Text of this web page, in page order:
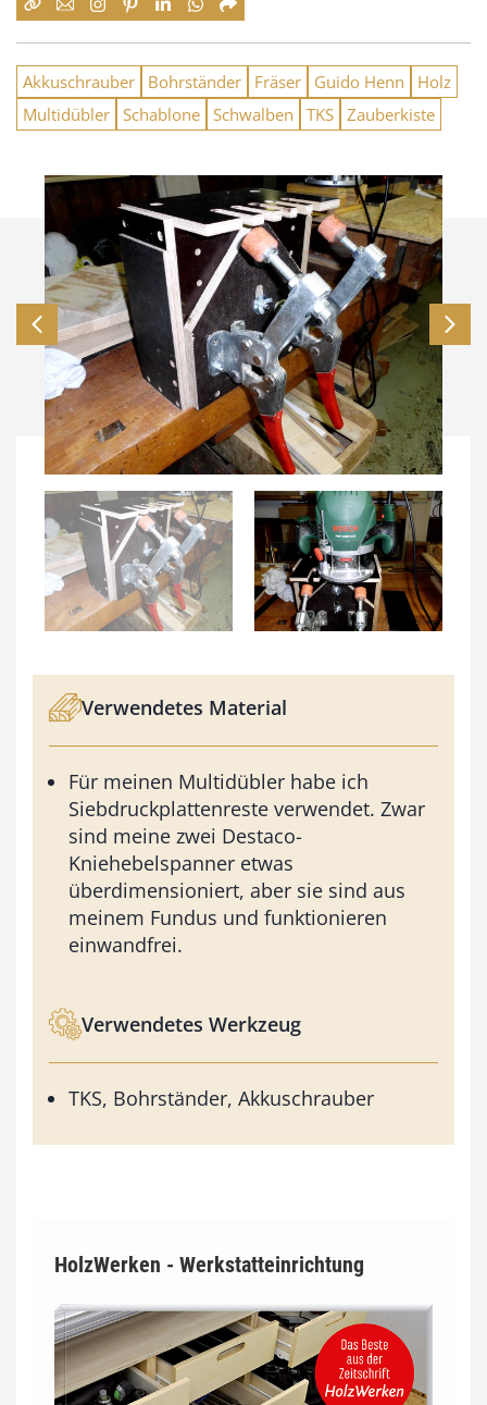
Akkuschrauber Bohrständer Fräser Guido Henn
Holz
Multidübler Schablone Schwalben TKS Zauberkiste
Verwendetes Material
Für meinen Multidübler habe ich
Siebdruckplattenreste verwendet. Zwar
sind meine zwei Destaco-
Kniehebelspanner etwas
überdimensioniert, aber sie sind aus
meinem Fundus und funktionieren
einwandfrei.
Verwendetes Werkzeug
TKS, Bohrständer, Akkuschrauber
HolzWerken - Werkstatteinrichtung